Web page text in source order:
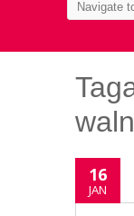
16
JAN